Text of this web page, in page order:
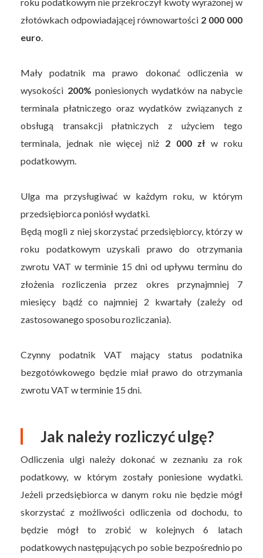
złotówkach odpowiadającej równowartości 2 000 000
euro
Mały podatnik ma prawo dokonać odliczenia w
wysokości 200% poniesionych wydatków na nabycie
terminala płatniczego oraz wydatków związanych z
obsługą transakcji płatniczych z użyciem tego
terminala, jednak nie więcej niż 2 000 zł w roku
podatkowym.
Ulga ma przysługiwać w każdym roku, w którym
przedsiębiorca poniósł wydatki.
Będą mogli z niej skorzystać przedsiębiorcy, którzy w
roku podatkowym uzyskali prawo do otrzymania
zwrotu VAT w terminie 15 dni od upływu terminu do
złożenia rozliczenia przez okres przynajmniej 7
miesięcy bądź co najmniej 2 kwartały (zależy od
zastosowanego sposobu rozliczania).
Czynny podatnik VAT mający status podatnika
bezgotówkowego będzie miał prawo do otrzymania
zwrotu VAT w terminie 15 dni.
Jak należy rozliczyć ulgę?
Odliczenia ulgi należy dokonać w zeznaniu za rok
podatkowy, w którym zostały poniesione wydatki.
Jeżeli przedsiębiorca w danym roku nie będzie mógł
skorzystać z możliwości odliczenia od dochodu, to
będzie mógł to zrobić w kolejnych 6 latach
podatkowych następujących po sobie bezpośrednio po